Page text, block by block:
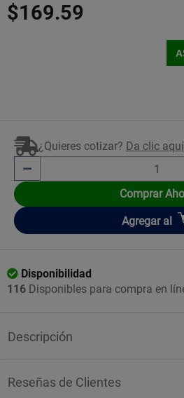
Estrellas!
$169.59
¿Quieres cotizar? Da clic aquí
Comprar
Añadir
Agregar al
Disponibilidad
116 Disponibles para compra en
Descripción
Reseñas de Clientes